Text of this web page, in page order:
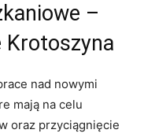
–
Krotoszyna
nad nowymi
mają na celu
oraz przyciągnięcie